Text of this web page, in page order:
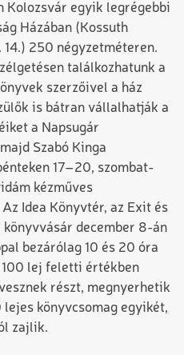
Kolozsvár egyik legrégebbi
Házában (Kossuth
14.) 250 négyzetméteren.
találkozhatunk a
szerzőivel a ház
is bátran vállalhatják a
a Napsugár
Szabó Kinga
17–20, szombat-
kézműves
Idea Könyvtér, az Exit és
december 8-án
bezárólag 10 és 20 óra
lej feletti értékben
részt, megnyerhetik
lejes könyvcsomag egyikét,
zajlik.